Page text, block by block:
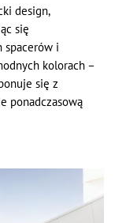
design,
się
spacerów i
kolorach –
się z
ponadczasową